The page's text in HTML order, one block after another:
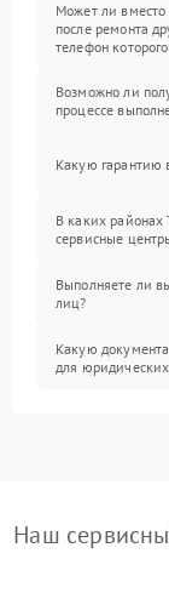
Может ли вместо
после ремонта
телефон
Возможно ли
процессе
Какую гарантию
В каких районах
сервисные
Выполняете ли
лиц?
Какую
для
Наш